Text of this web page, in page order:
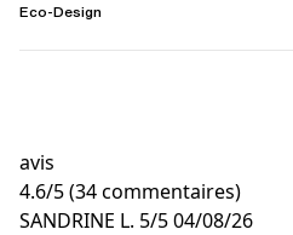
Eco-Design
avis
4.6/5(34 commentaires)
SANDRINE L. 5/504/08/26